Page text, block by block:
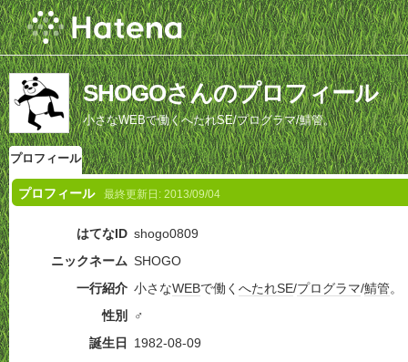
SHOGOさんのプロフィール
小さなWEBで働くへたれSE/プログラマ/鯖管。
プロフィール
プロフィール 最終更新日: 2013/09/04
はてなID shogo0809
ニックネーム SHOGO
一行紹介 小さなWEBで働く へたれSE/プログラマ/鯖管。
性別
♂
誕生日
1982-08-09